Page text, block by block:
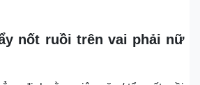
nốt ruồi trên vai phải nữ